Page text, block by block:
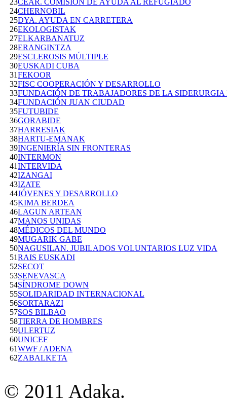
24CHERNOBIL
25DYA. AYUDA EN CARRETERA
26EKOLOGISTAK
27ELKARBANATUZ
28ERANGINTZA
29ESCLEROSIS MÚLTIPLE
30EUSKADI CUBA
31FEKOOR
32FISC COOPERACIÓN Y DESARROLLO
33FUNDACIÓN DE TRABAJADORES DE LA SIDERURGIA
34FUNDACIÓN JUAN CIUDAD
35FUTUBIDE
36GORABIDE
37HARRESIAK
38HARTU-EMANAK
39INGENIERÍA SIN FRONTERAS
40INTERMON
41INTERVIDA
42IZANGAI
43IZATE
44JÓVENES Y DESARROLLO
45KIMA BERDEA
46LAGUN ARTEAN
47MANOS UNIDAS
48MÉDICOS DEL MUNDO
49MUGARIK GABE
50NAGUSILAN. JUBILADOS VOLUNTARIOS LUZ VIDA
51RAIS EUSKADI
52SECOT
53SENEVASCA
54SÍNDROME DOWN
55SOLIDARIDAD INTERNACIONAL
56SORTARAZI
57SOS BILBAO
58TIERRA DE HOMBRES
59ULERTUZ
60UNICEF
61WWF / ADENA
62ZABALKETA
© 2011 Adaka.